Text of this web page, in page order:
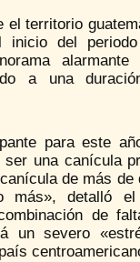
el territorio
inicio del
a una
para este
una canícula
de más de
detalló el
de
un severo